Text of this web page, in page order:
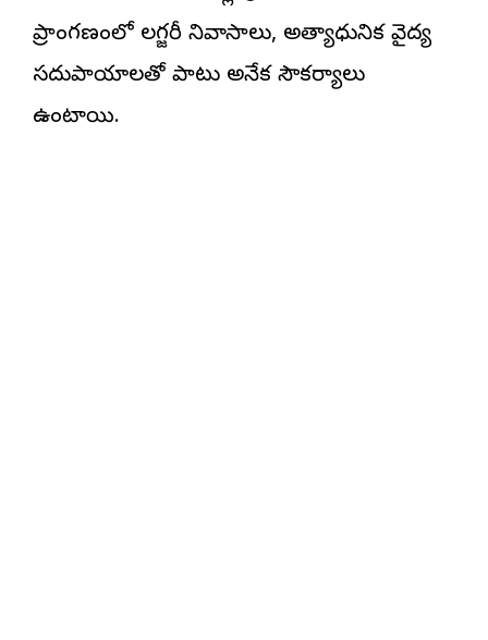
ప్రాంగణంలో లగ్జరీ నివాసాలు, అత్యాధునిక వైద్య
సదుపాయాలతో పాటు అనేక సౌకర్యాలు
ఉంటాయి.